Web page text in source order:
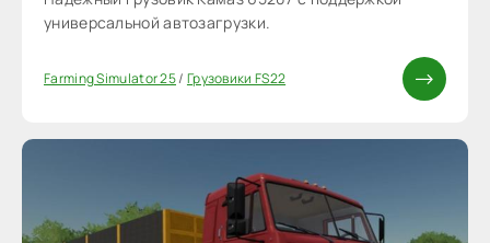
универсальной автозагрузки.
Farming Simulator 25/ Грузовики FS22